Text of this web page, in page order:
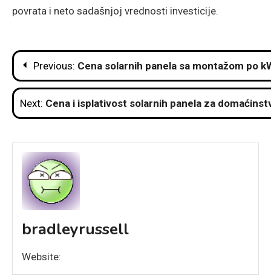
povrata i neto sadašnjoj vrednosti investicije.
Post
navigation
Previous: Cena solarnih panela sa montažom po
Next: Cena i isplativost solarnih panela za
bradleyrussell
Website: